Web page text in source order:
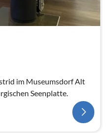
im Museumsdorf Alt
Seenplatte.